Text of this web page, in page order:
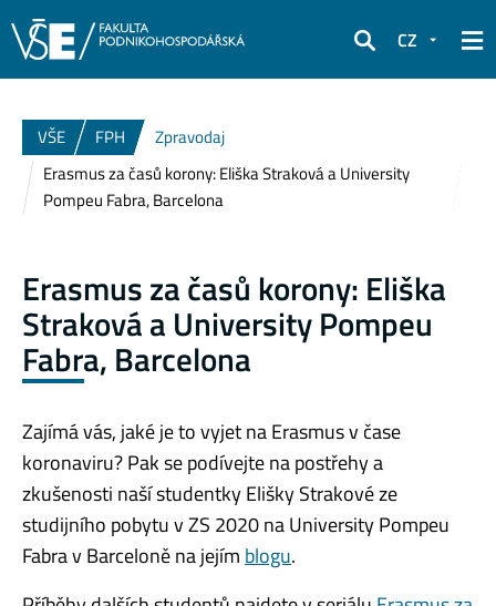
Hledat
CZ
VŠE FPH
Zpravodaj
Erasmus za časů korony: Eliška Straková a University
Pompeu Fabra, Barcelona
Erasmus za časů korony: Eliška
Straková a University Pompeu
Fabra, Barcelona
Zajímá vás, jaké je to vyjet na Erasmus v čase
koronaviru? Pak se podívejte na postřehy a
zkušenosti naší studentky Elišky Strakové ze
studijního pobytu v ZS 2020 na University Pompeu
Fabra v Barceloně na jejím blogu.